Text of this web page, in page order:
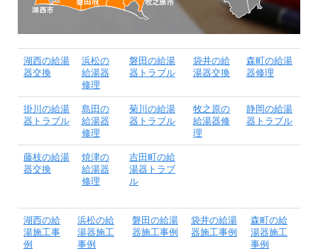
湖西の給湯
器交換
浜松の
給湯器
修理
磐田の給湯
器トラブル
袋井の給
湯器交換
森町の給湯
器修理
掛川の給湯
器トラブル
島田の
給湯器
修理
菊川の給湯
器トラブル
牧之原の
給湯器修
理
静岡の給湯
器トラブル
藤枝の給湯
器交換
焼津の
給湯器
修理
吉田町の給
湯器トラブ
ル
湖西の給
湯施工事
例
浜松の給
湯器施工
事例
磐田の給湯
器施工事例
袋井の給湯
器施工事例
森町の給
湯器施工
事例